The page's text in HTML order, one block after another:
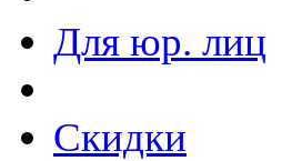
Для юр. лиц
Скидки